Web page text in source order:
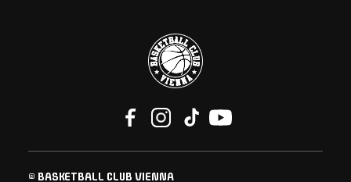
© BASKETBALL CLUB VIENNA